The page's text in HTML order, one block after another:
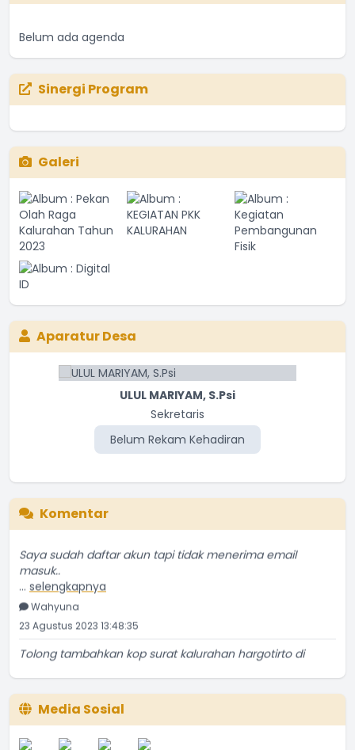
Belum ada agenda
Sinergi Program
Galeri
Aparatur Desa
ULUL MARIYAM, S.Psi
Sekretaris
Belum Rekam Kehadiran
Komentar
masuk..
...selengkapnya
Wahyuna
23 Agustus 2023 13:48:35
...selengkapnya
NGATIRAN
18 Oktober 2022 19:54:47
Ass. Saya May Devega dari Univ.Negri Semarang yang
...selengkapnya
Media Sosial